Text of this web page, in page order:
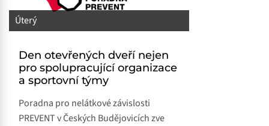
Úterý
Den otevřených dveří nejen
pro spolupracující organizace
a sportovní týmy
Poradna pro nelátkové závislosti
PREVENT v Českých Budějovicích zve